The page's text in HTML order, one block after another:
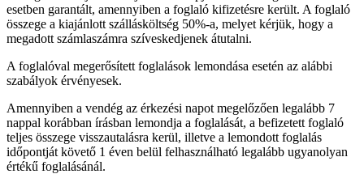
esetben garantált, amennyiben a foglaló kifizetésre került. A foglaló
összege a kiajánlott szállásköltség 50%-a, melyet kérjük, hogy a
megadott számlaszámra szíveskedjenek átutalni.
A foglalóval megerősített foglalások lemondása esetén az alábbi
szabályok érvényesek.
Amennyiben a vendég az érkezési napot megelőzően legalább 7
nappal korábban írásban lemondja a foglalását, a befizetett foglaló
teljes összege visszautalásra kerül, illetve a lemondott foglalás
időpontját követő 1 éven belül felhasználható legalább ugyanolyan
értékű foglalásánál.